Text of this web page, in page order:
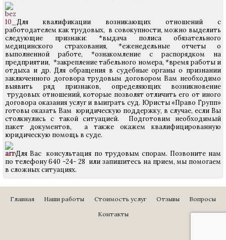
Для квалификации возникающих отношений с
работодателем как трудовых, в совокупности, можно выделить
следующие признаки: *выдача полиса обязательного
медицинского страхования, *еженедельные отчеты о
выполненной работе, *ознакомление с распорядком на
предприятии, *закрепление табельного номера, *время работы и
отдыха и др. Для обращения в судебные органы о признании
заключенного договора трудовым договором Вам необходимо
выявить ряд признаков, определяющих возникновение
трудовых отношений, которые позволят отличить его от иного
договора оказания услуг и выиграть суд. Юристы «Право Групп»
готовы оказать Вам юридическую поддержку, в случае, если Вы
столкнулись с такой ситуацией. Подготовим необходимый
пакет документов, а также окажем квалифицированную
юридическую помощь в суде.
Для Вас консультация по трудовым спорам. Позвоните нам
по телефону 640 -24- 28 или запишитесь на прием, мы помогаем
в сложных ситуациях.
Главная Наши работы Стоимость услуг Отзывы
Вопросы
Контакты